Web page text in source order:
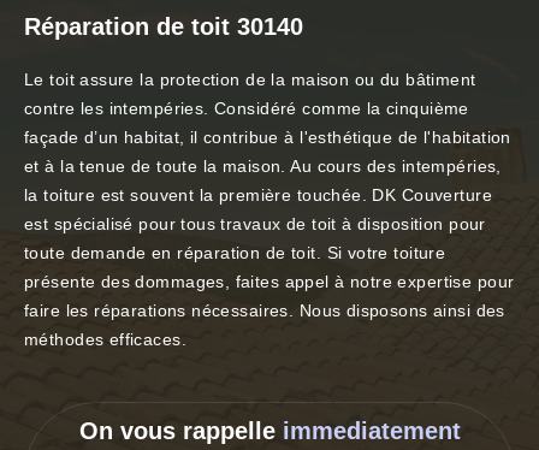
Réparation de toit 30140
Le toit assure la protection de la maison ou du bâtiment
contre les intempéries. Considéré comme la cinquième
façade d’un habitat, il contribue à l'esthétique de l'habitation
et à la tenue de toute la maison. Au cours des intempéries,
la toiture est souvent la première touchée. DK Couverture
est spécialisé pour tous travaux de toit à disposition pour
toute demande en réparation de toit. Si votre toiture
présente des dommages, faites appel à notre expertise pour
faire les réparations nécessaires. Nous disposons ainsi des
méthodes efficaces.
On vous rappelle immediatement